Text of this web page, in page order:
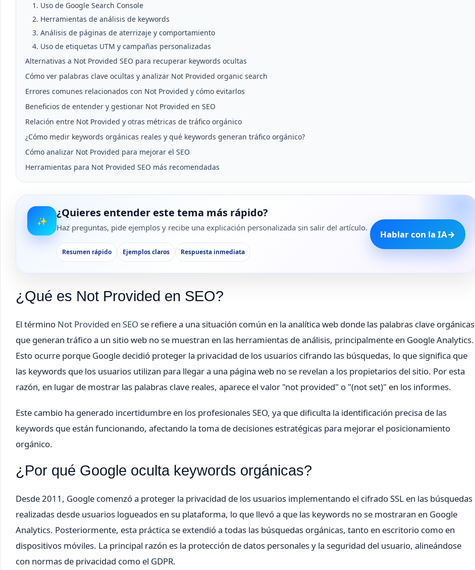
1. Uso de Google Search Console
2. Herramientas de análisis de keywords
3. Análisis de páginas de aterrizaje y comportamiento
4. Uso de etiquetas UTM y campañas personalizadas
Alternativas a Not Provided SEO para recuperar keywords ocultas
Cómo ver palabras clave ocultas y analizar Not Provided organic search
Errores comunes relacionados con Not Provided y cómo evitarlos
Beneficios de entender y gestionar Not Provided en SEO
Relación entre Not Provided y otras métricas de tráfico orgánico
¿Cómo medir keywords orgánicas reales y qué keywords generan tráfico orgánico?
Cómo analizar Not Provided para mejorar el SEO
Herramientas para Not Provided SEO más recomendadas
✨
¿Quieres entender este tema más rápido?
Haz preguntas, pide ejemplos y recibe una explicación personalizada sin salir del artículo.
Resumen rápido Ejemplos claros Respuesta inmediata
Hablar con la IA→
¿Qué es Not Provided en SEO?
El término Not Provided en SEO se refiere a una situación común en la analítica web donde las palabras clave orgánicas
que generan tráfico a un sitio web no se muestran en las herramientas de análisis, principalmente en Google Analytics.
Esto ocurre porque Google decidió proteger la privacidad de los usuarios cifrando las búsquedas, lo que significa que
las keywords que los usuarios utilizan para llegar a una página web no se revelan a los propietarios del sitio. Por esta
razón, en lugar de mostrar las palabras clave reales, aparece el valor "not provided" o "(not set)" en los informes.
Este cambio ha generado incertidumbre en los profesionales SEO, ya que dificulta la identificación precisa de las
keywords que están funcionando, afectando la toma de decisiones estratégicas para mejorar el posicionamiento
orgánico.
¿Por qué Google oculta keywords orgánicas?
Desde 2011, Google comenzó a proteger la privacidad de los usuarios implementando el cifrado SSL en las búsquedas
realizadas desde usuarios logueados en su plataforma, lo que llevó a que las keywords no se mostraran en Google
Analytics. Posteriormente, esta práctica se extendió a todas las búsquedas orgánicas, tanto en escritorio como en
dispositivos móviles. La principal razón es la protección de datos personales y la seguridad del usuario, alineándose
con normas de privacidad como el GDPR.